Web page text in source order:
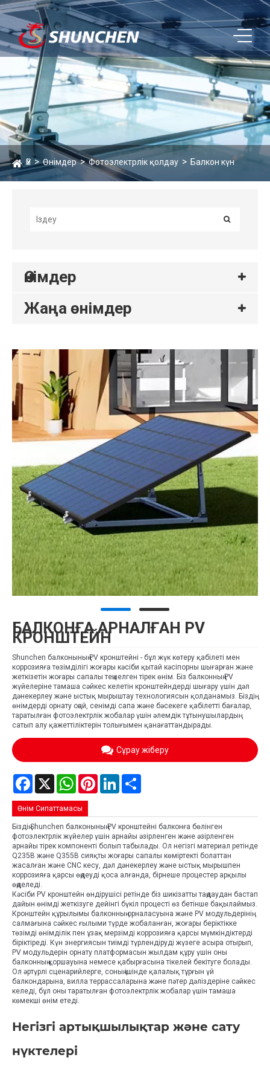
Үй Өнімдер Фотоэлектрлік қолдау Балкон күн
Өнімдер
Жаңа өнімдер
БАЛКОНҒА АРНАЛҒАН PV
КРОНШТЕЙН
Shunchen балконының PV кронштейні - бұл жүк көтеру қабілеті мен
коррозияға төзімділігі жоғары кәсіби қытай кәсіпорны шығарған және
жеткізетін жоғары сапалы теңшелген тірек өнім. Біз балконның PV
жүйелеріне тамаша сәйкес келетін кронштейндерді шығару үшін дәл
дәнекерлеу және ыстық мырыштау технологиясын қолданамыз. Біздің
өнімдерді орнату оңай, сенімді сапа және бәсекеге қабілетті бағалар,
таратылған фотоэлектрлік жобалар үшін әлемдік тұтынушылардың
сатып алу қажеттіліктерін толығымен қанағаттандырады.
Сұрау жіберу
Facebook
X WhatsAppPinterestLinkedIn
Өнім Сипаттамасы
Біздің Shunchen балконының PV кронштейні балконға бөлінген
фотоэлектрлік жүйелер үшін арнайы әзірленген және әзірленген
арнайы тірек компоненті болып табылады. Ол негізгі материал ретінде
Q235B және Q355B сияқты жоғары сапалы көміртекті болаттан
жасалған және CNC кесу, дәл дәнекерлеу және ыстық мырышпен
коррозияға қарсы өңдеуді қоса алғанда, бірнеше процестер арқылы
өңделеді.
Кәсіби PV кронштейн өндірушісі ретінде біз шикізатты таңдаудан бастап
дайын өнімді жеткізуге дейінгі бүкіл процесті өз бетінше бақылаймыз.
Кронштейн құрылымы балконның орналасуына және PV модульдерінің
салмағына сәйкес ғылыми түрде жобаланған, жоғары беріктікке
төзімді өнімділік пен ұзақ мерзімді коррозияға қарсы мүмкіндіктерді
біріктіреді. Күн энергиясын тиімді түрлендіруді жүзеге асыра отырып,
PV модульдерін орнату платформасын жылдам құру үшін оны
балконның қоршауына немесе қабырғасына тікелей бекітуге болады.
Ол әртүрлі сценарийлерге, соның ішінде қалалық тұрғын үй
балкондарына, вилла террассаларына және пәтер дәліздеріне сәйкес
келеді, бұл оны таратылған фотоэлектрлік жобалар үшін тамаша
көмекші өнім етеді.
Негізгі артықшылықтар және сату
нүктелері